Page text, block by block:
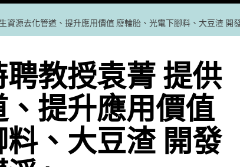
資源去化管道、提升應用價值 廢輪胎、光電下腳料、大豆渣 開
教授袁菁 提供
提升應用價值
、大豆渣 開發